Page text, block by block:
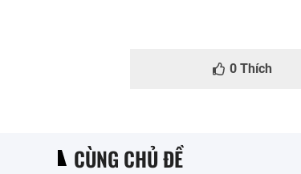
0 Thích
CÙNG CHỦ ĐỀ